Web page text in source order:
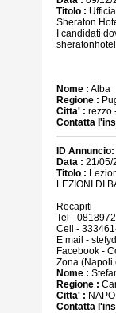
Titolo :
Sheraton
I candidati
Nome : Alba
Regione :
Citta' : rezzo
Contatta
ID Annuncio:
Data : 21/05/
Titolo :
LEZIONI DI
Recapiti
Tel -
Cell -
E mail -
Facebook -
Zona (Napoli
Nome :
Regione :
Citta' :
Contatta